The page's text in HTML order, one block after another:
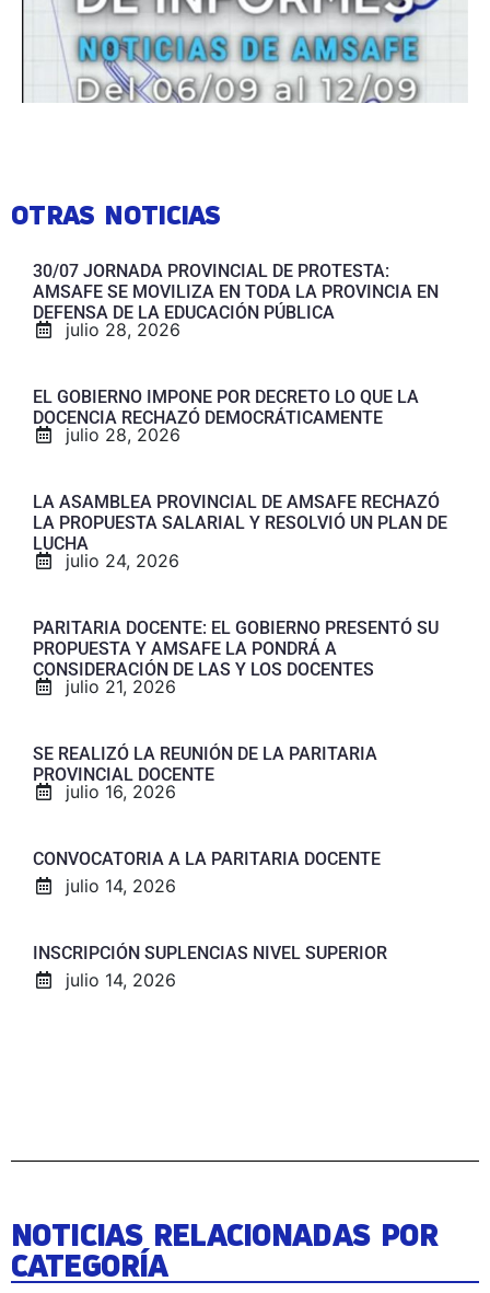
OTRAS NOTICIAS
30/07 JORNADA PROVINCIAL DE PROTESTA:
AMSAFE SE MOVILIZA EN TODA LA PROVINCIA EN
DEFENSA DE LA EDUCACIÓN PÚBLICA
julio 28, 2026
EL GOBIERNO IMPONE POR DECRETO LO QUE LA
DOCENCIA RECHAZÓ DEMOCRÁTICAMENTE
julio 28, 2026
LA ASAMBLEA PROVINCIAL DE AMSAFE RECHAZÓ
LA PROPUESTA SALARIAL Y RESOLVIÓ UN PLAN DE
LUCHA
julio 24, 2026
PARITARIA DOCENTE: EL GOBIERNO PRESENTÓ SU
PROPUESTA Y AMSAFE LA PONDRÁ A
CONSIDERACIÓN DE LAS Y LOS DOCENTES
julio 21, 2026
SE REALIZÓ LA REUNIÓN DE LA PARITARIA
PROVINCIAL DOCENTE
julio 16, 2026
CONVOCATORIA A LA PARITARIA DOCENTE
julio 14, 2026
INSCRIPCIÓN SUPLENCIAS NIVEL SUPERIOR
julio 14, 2026
NOTICIAS RELACIONADAS POR
CATEGORÍA